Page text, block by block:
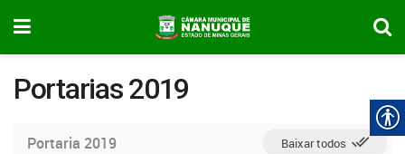
Portarias 2019
Baixar todos
Portaria 2019